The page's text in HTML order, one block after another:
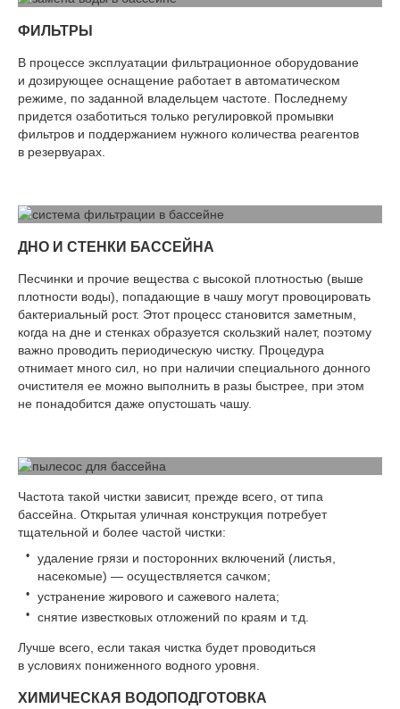
ФИЛЬТРЫ
В процессе эксплуатации фильтрационное оборудование
и дозирующее оснащение работает в автоматическом
режиме, по заданной владельцем частоте. Последнему
придется озаботиться только регулировкой промывки
фильтров и поддержанием нужного количества реагентов
в резервуарах.
ДНО И СТЕНКИ БАССЕЙНА
Песчинки и прочие вещества с высокой плотностью (выше
плотности воды), попадающие в чашу могут провоцировать
бактериальный рост. Этот процесс становится заметным,
когда на дне и стенках образуется скользкий налет, поэтому
важно проводить периодическую чистку. Процедура
отнимает много сил, но при наличии специального донного
очистителя ее можно выполнить в разы быстрее, при этом
не понадобится даже опустошать чашу.
Частота такой чистки зависит, прежде всего, от типа
бассейна. Открытая уличная конструкция потребует
тщательной и более частой чистки:
удаление грязи и посторонних включений (листья,
насекомые) — осуществляется сачком;
устранение жирового и сажевого налета;
снятие известковых отложений по краям и т.д.
Лучше всего, если такая чистка будет проводиться
в условиях пониженного водного уровня.
ХИМИЧЕСКАЯ ВОДОПОДГОТОВКА